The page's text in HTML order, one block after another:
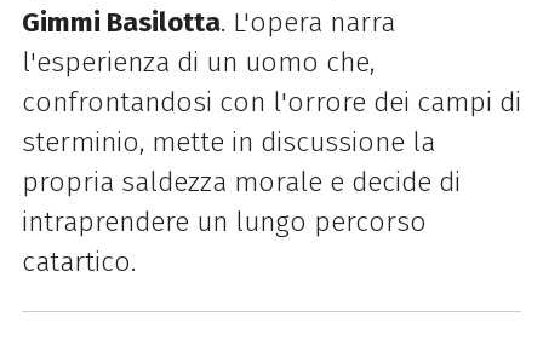
Gimmi Basilotta. L'opera narra
l'esperienza di un uomo che,
confrontandosi con l'orrore dei campi di
sterminio, mette in discussione la
propria saldezza morale e decide di
intraprendere un lungo percorso
catartico.